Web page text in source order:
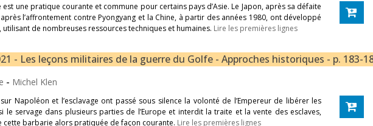
est une pratique courante et commune pour certains pays d’Asie. Le Japon, après sa défaite
l’affrontement contre Pyongyang et la Chine, à partir des années 1980, ont développé
utilisant de nombreuses ressources techniques et humaines. Lire les premières lignes
- Les leçons militaires de la guerre du Golfe - Approches historiques - p. 183-
- Michel Klen
Napoléon et l’esclavage ont passé sous silence la volonté de l’Empereur de libérer les
le servage dans plusieurs parties de l’Europe et interdit la traite et la vente des esclaves,
barbarie alors pratiquée de façon courante. Lire les premières lignes